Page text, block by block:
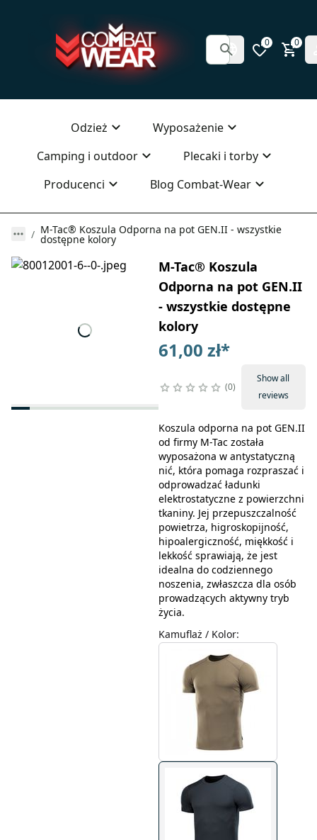
0 0
Odzież
Wyposażenie
Camping i outdoor
Plecaki i torby
Producenci
Blog Combat-Wear
M-Tac® Koszula Odporna na pot GEN.II - wszystkie
dostępne kolory
M-Tac® Koszula
Odporna na pot GEN.II
- wszystkie dostępne
kolory
61,00 zł*
0
Show all
reviews
Koszula odporna na pot GEN.II
od firmy M-Tac została
wyposażona w antystatyczną
nić, która pomaga rozpraszać i
odprowadzać ładunki
elektrostatyczne z powierzchni
tkaniny. Jej przepuszczalność
powietrza, higroskopijność,
hipoalergiczność, miękkość i
lekkość sprawiają, że jest
idealna do codziennego
noszenia, zwłaszcza dla osób
prowadzących aktywny tryb
życia.
Kamuflaż / Kolor: